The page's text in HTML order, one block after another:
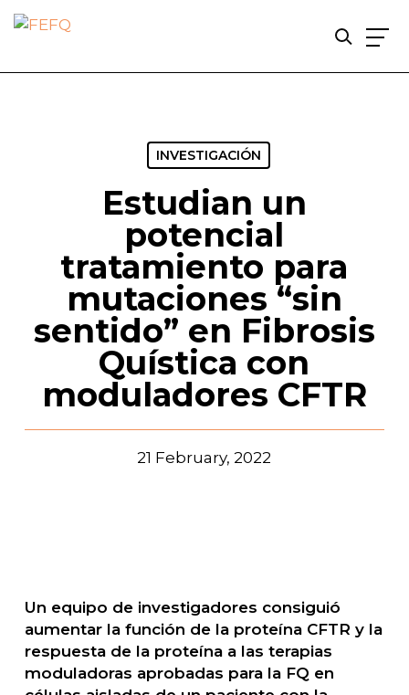
INVESTIGACIÓN
Estudian un
potencial
tratamiento para
mutaciones “sin
sentido” en Fibrosis
Quística con
moduladores CFTR
21 February, 2022
Un equipo de investigadores consiguió
aumentar la función de la proteína CFTR y la
respuesta de la proteína a las terapias
moduladoras aprobadas para la FQ en